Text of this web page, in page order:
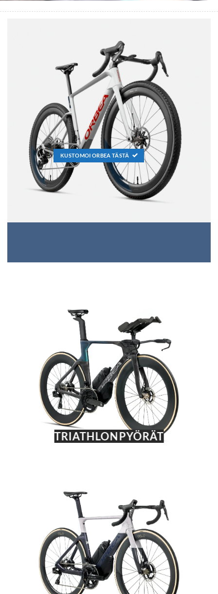
KUSTOMOI ORBEA TÄSTÄ
TRIATHLONPYÖRÄT